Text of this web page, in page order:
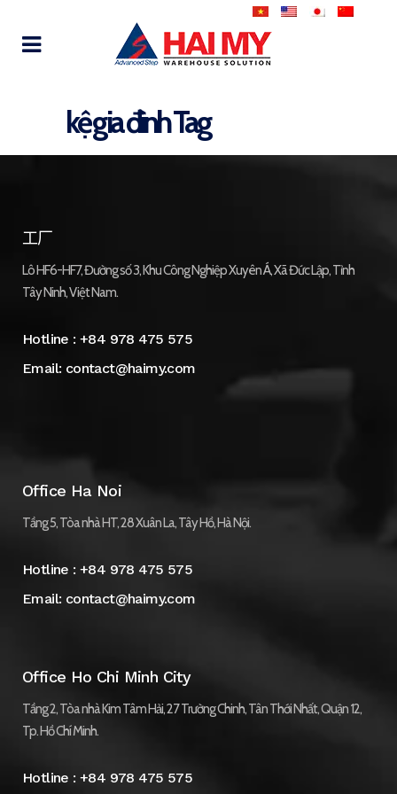
kệ gia đình Tag
工厂
Lô HF6-HF7, Đường số 3, Khu Công Nghiệp Xuyên Á, Xã Đức Lập, Tỉnh
Tây Ninh, Việt Nam.
Hotline :+84 978 475 575
Email: contact@haimy.com
Office Ha Noi
Tầng 5, Tòa nhà HT, 28 Xuân La, Tây Hồ, Hà Nội.
Hotline :+84 978 475 575
Email: contact@haimy.com
Office Ho Chi Minh City
Tầng 2, Tòa nhà Kim Tâm Hải, 27 Trường Chinh, Tân Thới Nhất, Quận 12,
Tp. Hồ Chí Minh.
Hotline :+84 978 475 575